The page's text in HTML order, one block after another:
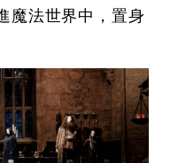
魔法世界中，置身